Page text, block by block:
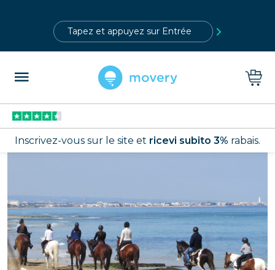
Inscrivez-vous sur le site et ricevi subito 3% rabais.